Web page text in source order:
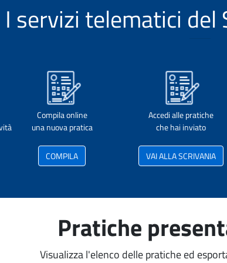
I servizi telematici del
Compila online
una nuova pratica
COMPILA
Accedi alle pratiche
che hai inviato
VAI ALLA SCRIVANIA
Pratiche
Visualizza l'elenco delle pratiche ed